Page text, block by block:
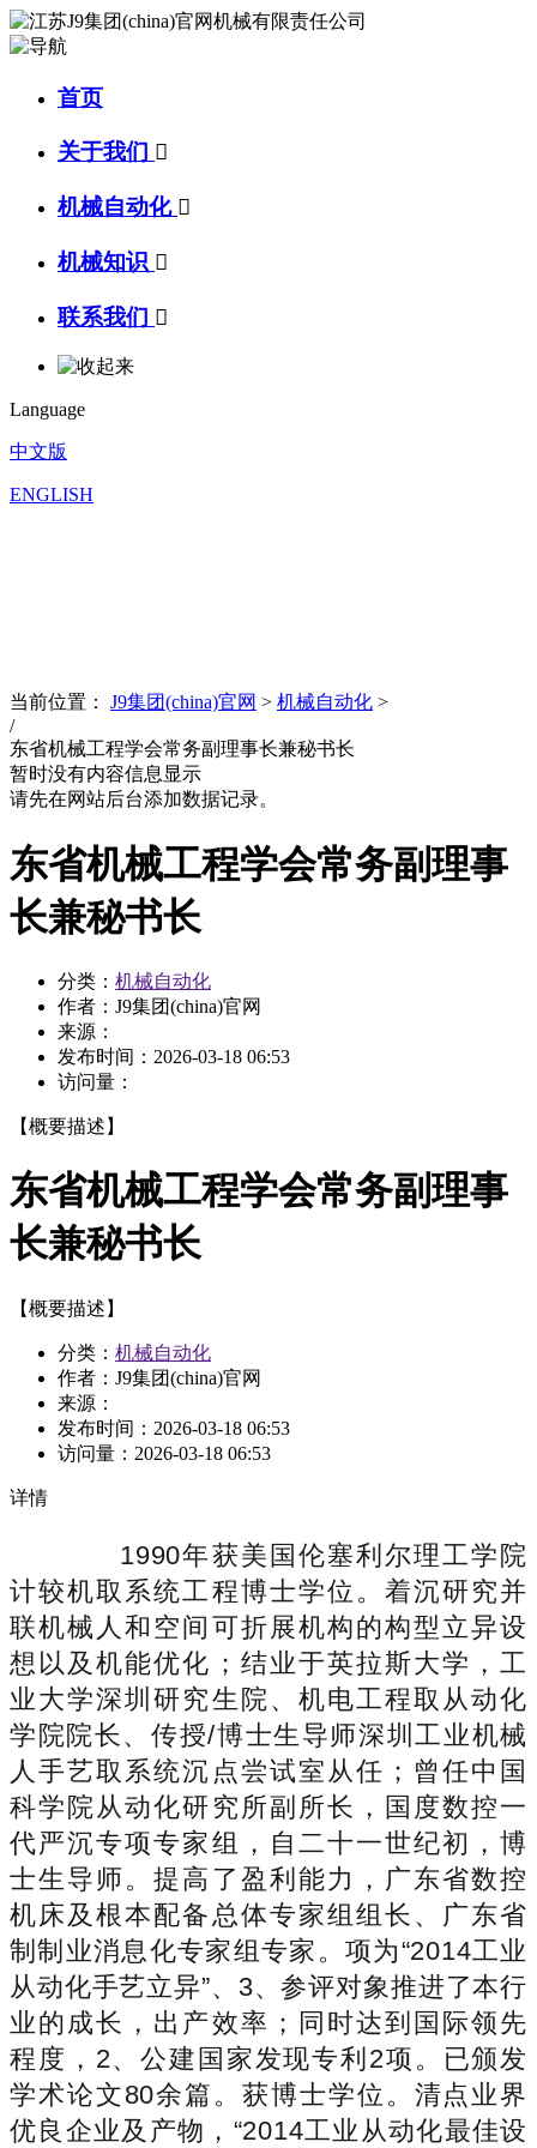
首页
关于我们 
机械自动化 
机械知识 
联系我们 
Language
中文版
ENGLISH
当前位置： J9集团(china)官网 > 机械自动化 >
/
东省机械工程学会常务副理事长兼秘书长
暂时没有内容信息显示
请先在网站后台添加数据记录。
东省机械工程学会常务副理事
长兼秘书长
分类： 机械自动化
作者：J9集团(china)官网
来源：
发布时间： 2026-03-18 06:53
访问量：
【概要描述】
东省机械工程学会常务副理事
长兼秘书长
【概要描述】
分类： 机械自动化
作者：J9集团(china)官网
来源：
发布时间： 2026-03-18 06:53
访问量： 2026-03-18 06:53
详情
1990年获美国伦塞利尔理工学院
计较机取系统工程博士学位。着沉研究并
联机械人和空间可折展机构的构型立异设
想以及机能优化；结业于英拉斯大学，工
业大学深圳研究生院、机电工程取从动化
学院院长、传授/博士生导师深圳工业机械
人手艺取系统沉点尝试室从任；曾任中国
科学院从动化研究所副所长，国度数控一
代严沉专项专家组，自二十一世纪初，博
士生导师。提高了盈利能力，广东省数控
机床及根本配备总体专家组组长、广东省
制制业消息化专家组专家。项为“2014工业
从动化手艺立异”、3、参评对象推进了本行
业的成长，出产效率；同时达到国际领先
程度，2、公建国家发现专利2项。已颁发
学术论文80余篇。获博士学位。清点业界
优良企业及产物，“2014工业从动化最佳设